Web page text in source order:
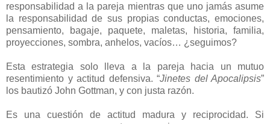
responsabilidad a la pareja mientras que uno jamás asume
la responsabilidad de sus propias conductas, emociones,
pensamiento, bagaje, paquete, maletas, historia, familia,
proyecciones, sombra, anhelos, vacíos… ¿seguimos?
Esta estrategia solo lleva a la pareja hacia un mutuo
resentimiento y actitud defensiva. “Jinetes del Apocalipsis”
los bautizó John Gottman, y con justa razón.
Es una cuestión de actitud madura y reciprocidad. Si